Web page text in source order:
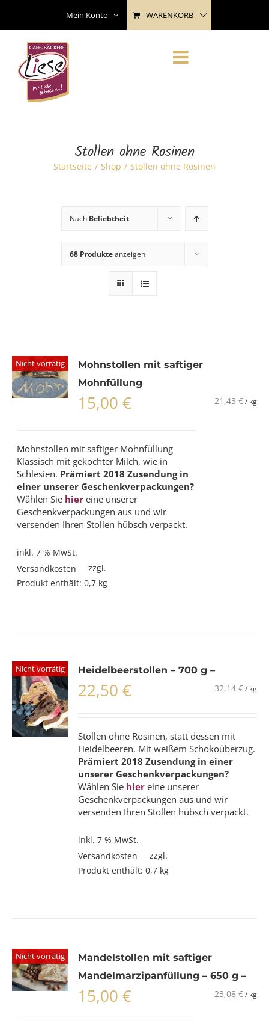
content
Mein Konto WARENKORB
Stollen ohne Rosinen
Startseite Shop Stollen ohne Rosinen
Nach Beliebtheit
68 Produkteanzeigen
Nicht vorrätig
Mohnstollen mit saftiger
Mohnfüllung
15,00€ 21,43 €/ kg
Mohnstollen mit saftiger Mohnfüllung
Klassisch mit gekochter Milch, wie in
Schlesien. Prämiert 2018 Zusendung in
einer unserer Geschenkverpackungen?
Wählen Sie hier eine unserer
Geschenkverpackungen aus und wir
versenden Ihren Stollen hübsch verpackt.
inkl. 7 % MwSt.
zzgl.
Versandkosten
Produkt enthält: 0,7 kg
Nicht vorrätig Heidelbeerstollen – 700 g –
22,50€ 32,14 €/ kg
Stollen ohne Rosinen, statt dessen mit
Heidelbeeren. Mit weißem Schokoüberzug.
Prämiert 2018 Zusendung in einer
unserer Geschenkverpackungen?
Wählen Sie hier eine unserer
Geschenkverpackungen aus und wir
versenden Ihren Stollen hübsch verpackt.
inkl. 7 % MwSt.
zzgl.
Versandkosten
Produkt enthält: 0,7 kg
Nicht vorrätig
Mandelstollen mit saftiger
Mandelmarzipanfüllung – 650 g –
15,00€ 23,08 €/ kg